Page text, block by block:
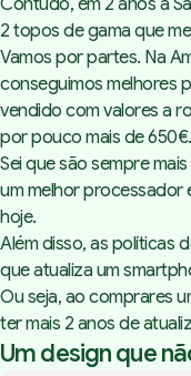
2 topos de gama que
Vamos por partes. Na
conseguimos melhores
vendido com valores a
por pouco mais de 650€.
Sei que são sempre
um melhor processador
hoje.
Além disso, as políticas
que atualiza um
Ou seja, ao comprares
ter mais 2 anos de
Um design que